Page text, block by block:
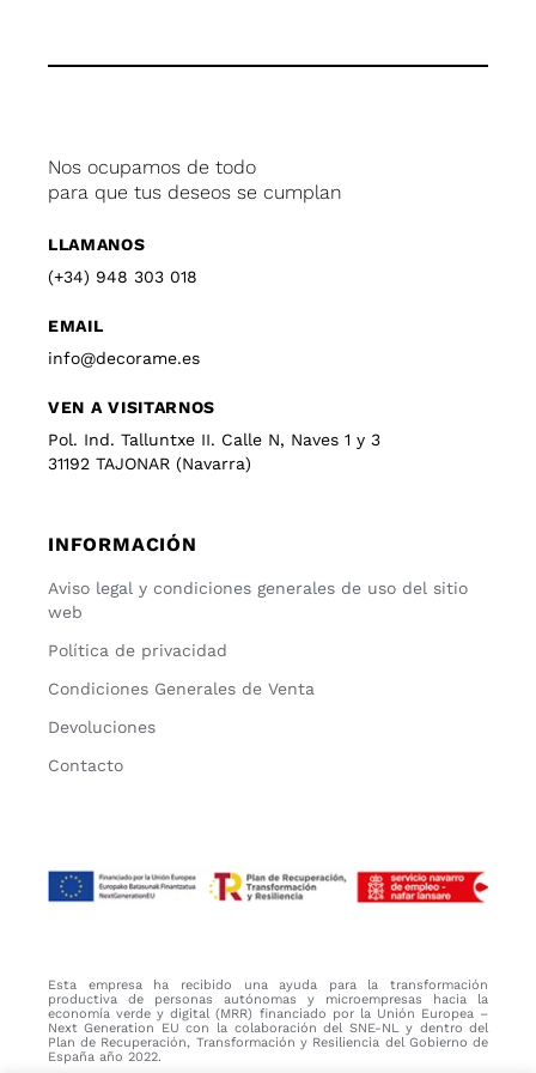
Nos ocupamos de todo
para que tus deseos se cumplan
LLAMANOS
(+34) 948 303 018
EMAIL
info@decorame.es
VEN A VISITARNOS
Pol. Ind. Talluntxe II. Calle N, Naves 1 y 3
31192 TAJONAR (Navarra)
INFORMACIÓN
Aviso legal y condiciones generales de uso del sitio
web
Política de privacidad
Condiciones Generales de Venta
Devoluciones
Contacto
Esta empresa ha recibido una ayuda para la transformación
productiva de personas autónomas y microempresas hacia la
economía verde y digital (MRR) financiado por la Unión Europea –
Next Generation EU con la colaboración del SNE-NL y dentro del
Plan de Recuperación, Transformación y Resiliencia del Gobierno de
España año 2022.